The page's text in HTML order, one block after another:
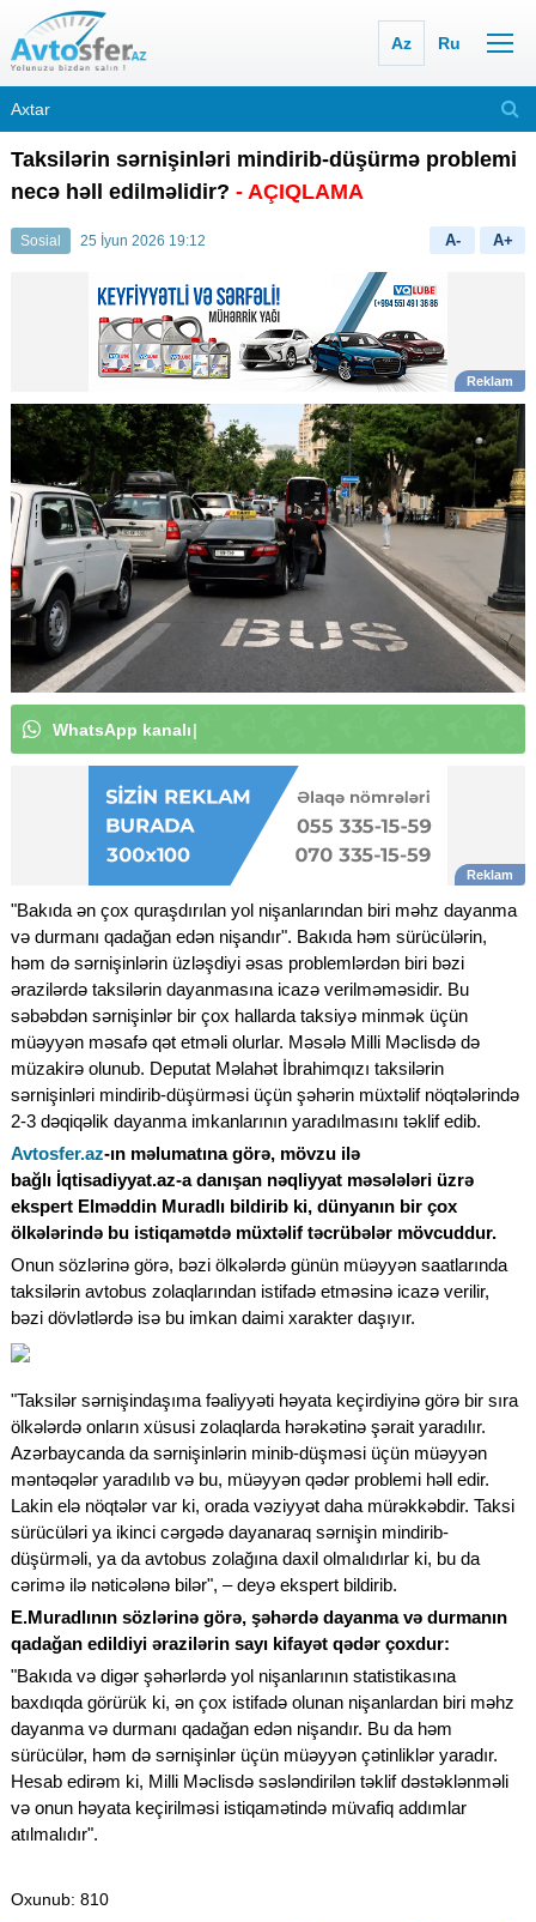
Az Ru
Taksilərin sərnişinləri mindirib-düşürmə problemi
necə həll edilməlidir? - AÇIQLAMA
Sosial 25 İyun 2026 19:12 A- A+
WhatsApp kanalım
"Bakıda ən çox quraşdırılan yol nişanlarından biri məhz dayanma
və durmanı qadağan edən nişandır". Bakıda həm sürücülərin,
həm də sərnişinlərin üzləşdiyi əsas problemlərdən biri bəzi
ərazilərdə taksilərin dayanmasına icazə verilməməsidir. Bu
səbəbdən sərnişinlər bir çox hallarda taksiyə minmək üçün
müəyyən məsafə qət etməli olurlar. Məsələ Milli Məclisdə də
müzakirə olunub. Deputat Məlahət İbrahimqızı taksilərin
sərnişinləri mindirib-düşürməsi üçün şəhərin müxtəlif nöqtələrində
2-3 dəqiqəlik dayanma imkanlarının yaradılmasını təklif edib.
Avtosfer.az-ın məlumatına görə, mövzu ilə
bağlı İqtisadiyyat.az-a danışan nəqliyyat məsələləri üzrə
ekspert Elməddin Muradlı bildirib ki, dünyanın bir çox
ölkələrində bu istiqamətdə müxtəlif təcrübələr mövcuddur.
Onun sözlərinə görə, bəzi ölkələrdə günün müəyyən saatlarında
taksilərin avtobus zolaqlarından istifadə etməsinə icazə verilir,
bəzi dövlətlərdə isə bu imkan daimi xarakter daşıyır.
"Taksilər sərnişindaşıma fəaliyyəti həyata keçirdiyinə görə bir sıra
ölkələrdə onların xüsusi zolaqlarda hərəkətinə şərait yaradılır.
Azərbaycanda da sərnişinlərin minib-düşməsi üçün müəyyən
məntəqələr yaradılıb və bu, müəyyən qədər problemi həll edir.
Lakin elə nöqtələr var ki, orada vəziyyət daha mürəkkəbdir. Taksi
sürücüləri ya ikinci cərgədə dayanaraq sərnişin mindirib-
düşürməli, ya da avtobus zolağına daxil olmalıdırlar ki, bu da
cərimə ilə nəticələnə bilər", – deyə ekspert bildirib.
E.Muradlının sözlərinə görə, şəhərdə dayanma və durmanın
qadağan edildiyi ərazilərin sayı kifayət qədər çoxdur:
"Bakıda və digər şəhərlərdə yol nişanlarının statistikasına
baxdıqda görürük ki, ən çox istifadə olunan nişanlardan biri məhz
dayanma və durmanı qadağan edən nişandır. Bu da həm
sürücülər, həm də sərnişinlər üçün müəyyən çətinliklər yaradır.
Hesab edirəm ki, Milli Məclisdə səsləndirilən təklif dəstəklənməli
və onun həyata keçirilməsi istiqamətində müvafiq addımlar
atılmalıdır".
Oxunub: 810